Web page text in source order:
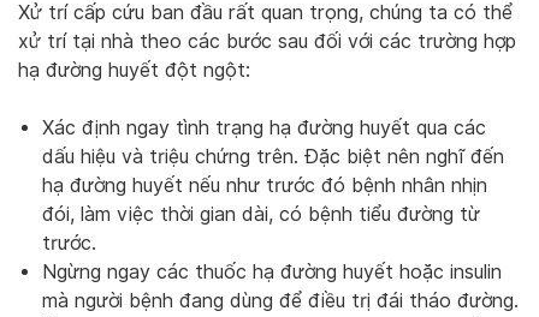
Xử trí cấp cứu ban đầu rất quan trọng, chúng ta có thể
xử trí tại nhà theo các bước sau đối với các trường hợp
hạ đường huyết đột ngột:
Xác định ngay tình trạng hạ đường huyết qua các
dấu hiệu và triệu chứng trên. Đặc biệt nên nghĩ đến
hạ đường huyết nếu như trước đó bệnh nhân nhịn
đói, làm việc thời gian dài, có bệnh tiểu đường từ
trước.
Ngừng ngay các thuốc hạ đường huyết hoặc insulin
mà người bệnh đang dùng để điều trị đái tháo đường.